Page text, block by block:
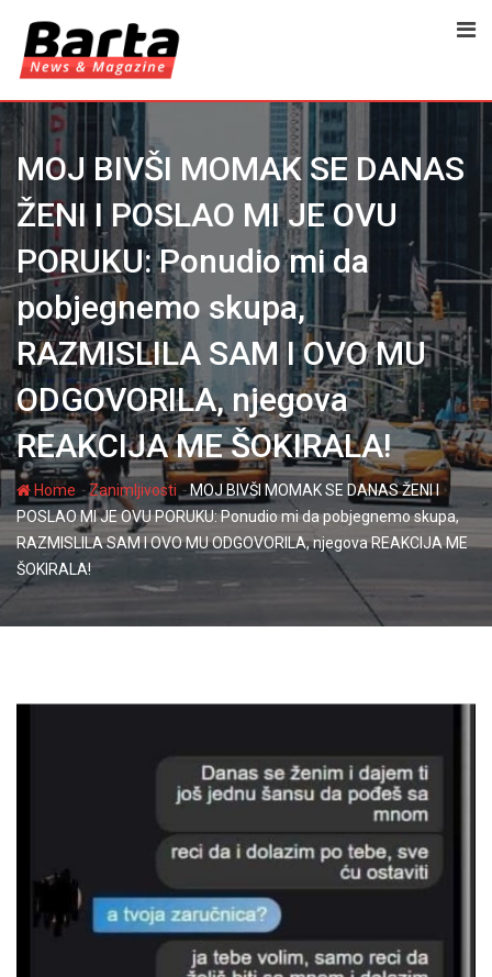
content
MOJ BIVŠI MOMAK SE DANAS
ŽENI I POSLAO MI JE OVU
PORUKU: Ponudio mi da
pobjegnemo skupa,
RAZMISLILA SAM I OVO MU
ODGOVORILA, njegova
REAKCIJA ME ŠOKIRALA!
Home -Zanimljivosti-MOJ BIVŠI MOMAK SE DANAS ŽENI I
POSLAO MI JE OVU PORUKU: Ponudio mi da pobjegnemo skupa,
RAZMISLILA SAM I OVO MU ODGOVORILA, njegova REAKCIJA ME
ŠOKIRALA!